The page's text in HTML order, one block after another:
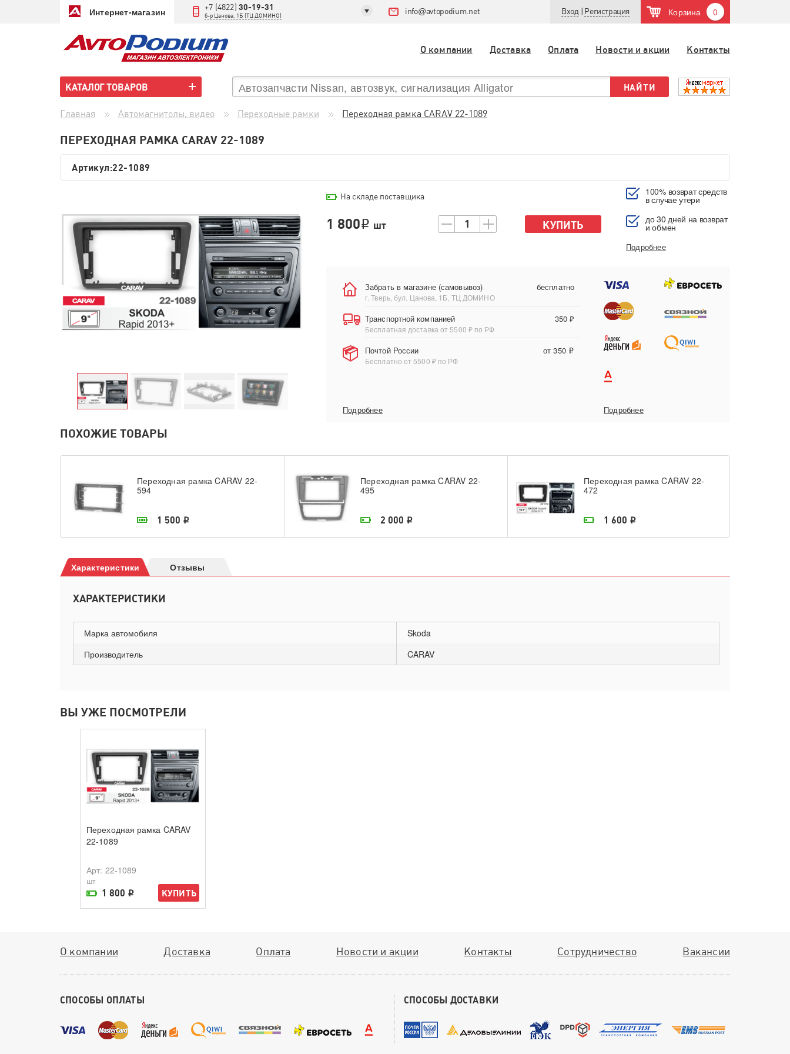
Интернет-магазин +7 (4822) 30-19-31
б-р Цанова, 1Б (ТЦ ДОМИНО) info@avtopodium.net Вход Регистрация Корзина 0
О компании Доставка Оплата Новости и акции Контакты
КАТАЛОГ ТОВАРОВ
Главная Автомагнитолы, видео Переходные рамки Переходная рамка CARAV 22-1089
ПЕРЕХОДНАЯ РАМКА CARAV 22-1089
Артикул:22-1089
На складе поставщика
1 800i шт 1 КУПИТЬ
Забрать в магазине (самовывоз) бесплатно
г. Тверь, бул. Цанова, 1Б, ТЦ ДОМИНО
Транспортной компанией 350 ₽
Бесплатная доставка от 5500 ₽ по РФ
Почтой России от 350 i
Бесплатно от 5500 ₽ по РФ
Подробнее
100% возврат средств
в случае утери
до 30 дней на возврат
и обмен
Подробнее
Подробнее
ПОХОЖИЕ ТОВАРЫ
Переходная рамка CARAV 22-
594
В наличии в магазине
1 500 i
Переходная рамка CARAV 22-
495
На складе поставщика
2 000 i
Переходная рамка CARAV 22-
472
На складе поставщика
1 600 i
Характеристики Отзывы
ХАРАКТЕРИСТИКИ
Марка автомобиля
Skoda
Производитель
CARAV
ВЫ УЖЕ ПОСМОТРЕЛИ
На складе поставщика
Переходная рамка CARAV
22-1089
Арт: 22-1089
шт
1 800 i КУПИТЬ
О компании Доставка Оплата Новости и акции Контакты Сотрудничество Вакансии
СПОСОБЫ ОПЛАТЫ СПОСОБЫ ДОСТАВКИ